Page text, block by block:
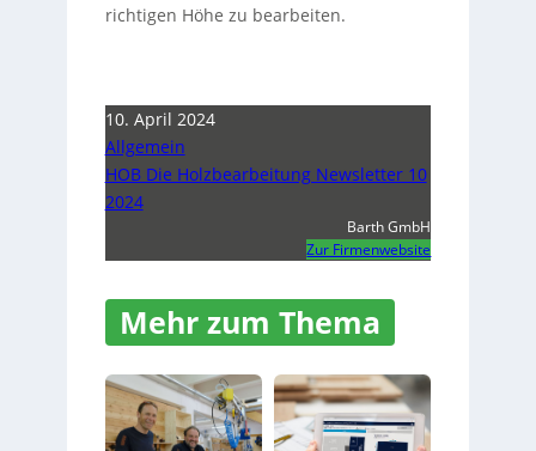
richtigen Höhe zu bearbeiten.
10. April 2024
Allgemein
HOB Die Holzbearbeitung Newsletter 10
2024
Barth GmbH
Zur Firmenwebsite
Mehr zum Thema